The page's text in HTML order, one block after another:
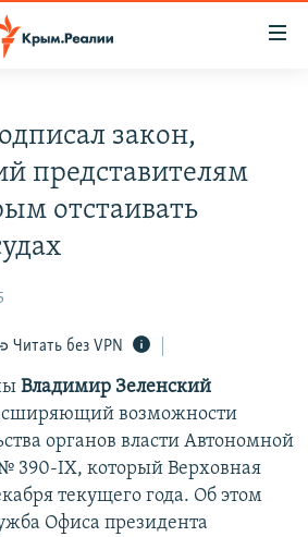
закон,
представителям
отстаивать
Читать без VPN
Владимир Зеленский
возможности
органов власти Автономной
390-IX, который Верховная
текущего года. Об этом
Офиса президента